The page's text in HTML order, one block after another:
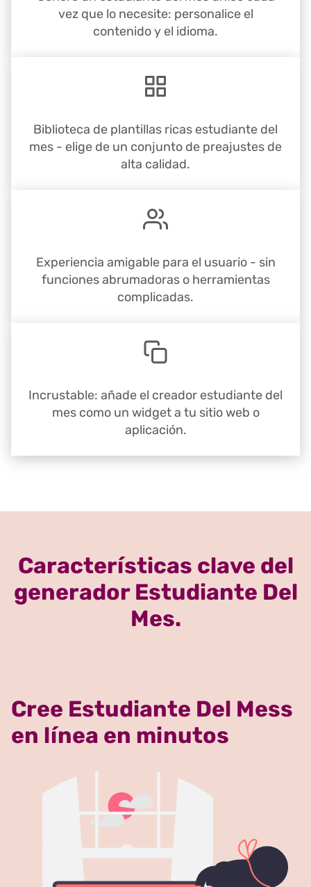
vez que lo necesite: personalice el
contenido y el idioma.
Biblioteca de plantillas ricas estudiante del
mes - elige de un conjunto de preajustes de
alta calidad.
Experiencia amigable para el usuario - sin
funciones abrumadoras o herramientas
complicadas.
Incrustable: añade el creador estudiante del
mes como un widget a tu sitio web o
aplicación.
Características clave del
generador Estudiante Del
Mes.
Cree Estudiante Del Mess
en línea en minutos